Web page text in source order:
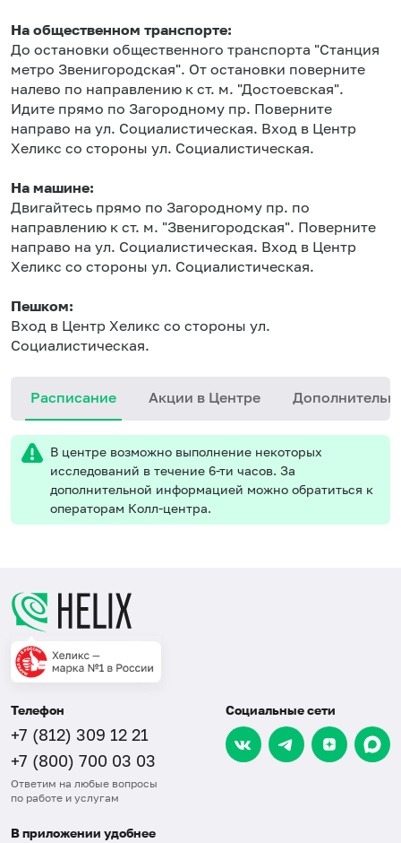
На общественном транспорте:
До остановки общественного транспорта "Станция
метро Звенигородская". От остановки поверните
налево по направлению к ст. м. "Достоевская".
Идите прямо по Загородному пр. Поверните
направо на ул. Социалистическая. Вход в Центр
Хеликс со стороны ул. Социалистическая.
На машине:
Двигайтесь прямо по Загородному пр. по
направлению к ст. м. "Звенигородская". Поверните
направо на ул. Социалистическая. Вход в Центр
Хеликс со стороны ул. Социалистическая.
Пешком:
Вход в Центр Хеликс со стороны ул.
Социалистическая.
Расписание Акции в Центре
В центре возможно выполнение некоторых
исследований в течение 6-ти часов. За
дополнительной информацией можно обратиться к
операторам Колл-центра.
Телефон
+7 (812) 309 12 21
+7 (800) 700 03 03
Ответим на любые вопросы
по работе и услугам
Социальные сети
В приложении удобнее